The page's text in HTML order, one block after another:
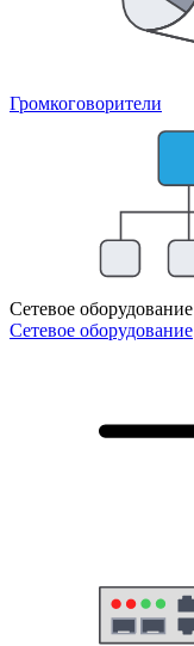
Громкоговорители
Сетевое оборудование
Сетевое оборудование